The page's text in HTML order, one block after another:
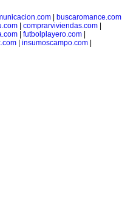
|
buscaromance.com
comprarviviendas.com
| futbolplayero.com|
| insumoscampo.com|